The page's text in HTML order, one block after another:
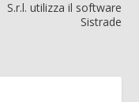
S.r.l. utilizza il software
Sistrade